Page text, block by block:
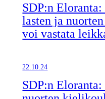
SDP:n
lasten ja
voi vastata
22.10.24
SDP:n